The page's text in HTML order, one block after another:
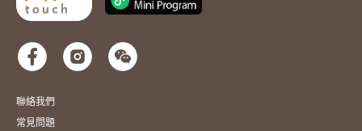
聯絡我們
常見問題